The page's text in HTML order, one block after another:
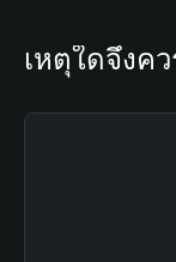
เหตุใดจึงค